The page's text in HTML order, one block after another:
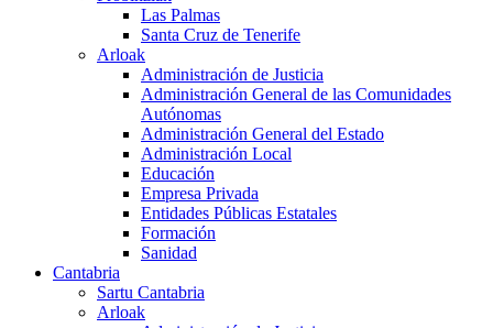
Las Palmas
Santa Cruz de Tenerife
Arloak
Administración de Justicia
Administración General de las Comunidades
Autónomas
Administración General del Estado
Administración Local
Educación
Empresa Privada
Entidades Públicas Estatales
Formación
Sanidad
Cantabria
Sartu Cantabria
Arloak